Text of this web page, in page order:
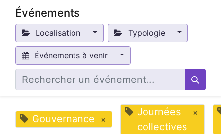
Événements
Localisation Typologie
Événements à venir
Gouvernance ×
Journées
collectives
×